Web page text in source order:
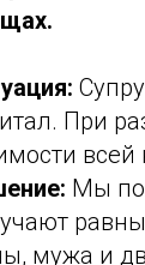
При
всей
Мы
мужа и